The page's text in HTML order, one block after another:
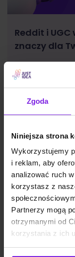
Zgoda
Niniejsza strona
Wykorzystujemy
i reklam, aby
analizować ruch
korzystasz z
Partnerzy mogą
otrzymanymi od
korzystania z ich
Reddit i
znaczy dla
SEO